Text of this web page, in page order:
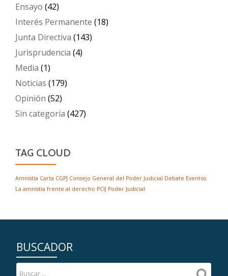
Ensayo (42)
Interés Permanente (18)
Junta Directiva (143)
Jurisprudencia (4)
Media (1)
Noticias (179)
Opinión (52)
Sin categoría (427)
TAG CLOUD
Amnistía Carta CGPJ Consejo General del Poder Judicial Debate Eventos
La amnistía frente al derecho PCIJ Poder Judicial
BUSCADOR